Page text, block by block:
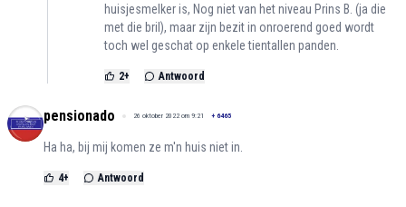
huisjesmelker is, Nog niet van het niveau Prins B. (ja die
met die bril), maar zijn bezit in onroerend goed wordt
toch wel geschat op enkele tientallen panden.
2+ Antwoord
pensionado 26 oktober 2022 om 9:21 + 6465
Ha ha, bij mij komen ze m'n huis niet in.
4+ Antwoord